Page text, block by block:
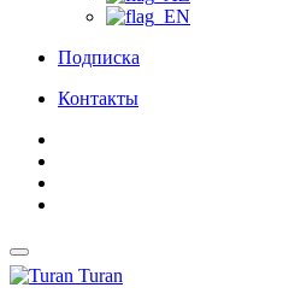
Подписка
Контакты
Turan